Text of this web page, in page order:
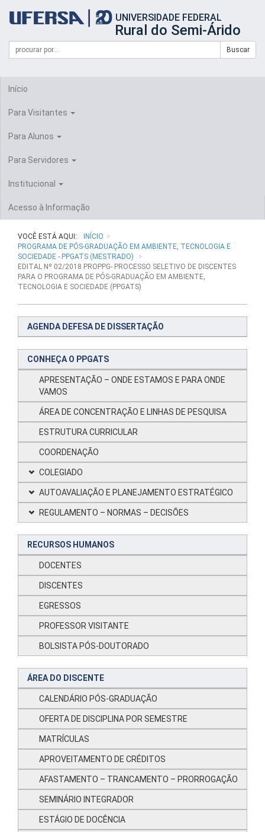
portal
UFERSA
UNIVERSIDADE FEDERAL
Rural do Semi-Árido
Formulário
Busca
Campo
de
Buscar
Início
Para Visitantes
Para Alunos
Para Servidores
Institucional
Acesso à Informação
VOCÊ ESTÁ AQUI:
INÍCIO
PROGRAMA DE PÓS-GRADUAÇÃO EM AMBIENTE, TECNOLOGIA E
SOCIEDADE - PPGATS (MESTRADO)
EDITAL Nº 02/2018 PROPPG- PROCESSO SELETIVO DE DISCENTES
PARA O PROGRAMA DE PÓS-GRADUAÇÃO EM AMBIENTE,
TECNOLOGIA E SOCIEDADE (PPGATS)
AGENDA DEFESA DE DISSERTAÇÃO
CONHEÇA O PPGATS
APRESENTAÇÃO – ONDE ESTAMOS E PARA ONDE
VAMOS
ÁREA DE CONCENTRAÇÃO E LINHAS DE PESQUISA
ESTRUTURA CURRICULAR
COORDENAÇÃO
COLEGIADO
AUTOAVALIAÇÃO E PLANEJAMENTO ESTRATÉGICO
REGULAMENTO – NORMAS – DECISÕES
RECURSOS HUMANOS
DOCENTES
DISCENTES
EGRESSOS
PROFESSOR VISITANTE
BOLSISTA PÓS-DOUTORADO
ÁREA DO DISCENTE
CALENDÁRIO PÓS-GRADUAÇÃO
OFERTA DE DISCIPLINA POR SEMESTRE
MATRÍCULAS
APROVEITAMENTO DE CRÉDITOS
AFASTAMENTO – TRANCAMENTO – PRORROGAÇÃO
SEMINÁRIO INTEGRADOR
ESTÁGIO DE DOCÊNCIA